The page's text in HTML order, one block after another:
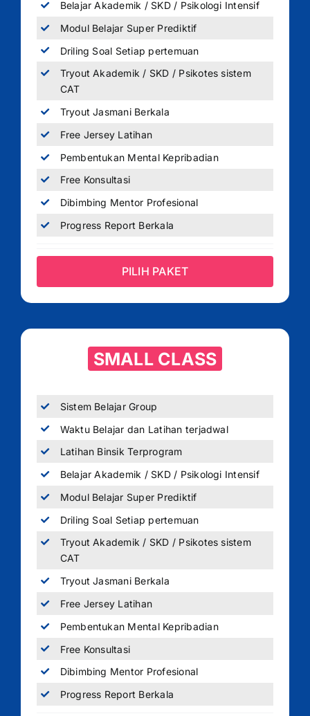
Belajar Akademik / SKD / Psikologi Intensif
Modul Belajar Super Prediktif
Driling Soal Setiap pertemuan
Tryout Akademik / SKD / Psikotes sistem
CAT
Tryout Jasmani Berkala
Free Jersey Latihan
Pembentukan Mental Kepribadian
Free Konsultasi
Dibimbing Mentor Profesional
Progress Report Berkala
PILIH PAKET
SMALL CLASS
Sistem Belajar Group
Waktu Belajar dan Latihan terjadwal
Latihan Binsik Terprogram
Belajar Akademik / SKD / Psikologi Intensif
Modul Belajar Super Prediktif
Driling Soal Setiap pertemuan
Tryout Akademik / SKD / Psikotes sistem
CAT
Tryout Jasmani Berkala
Free Jersey Latihan
Pembentukan Mental Kepribadian
Free Konsultasi
Dibimbing Mentor Profesional
Progress Report Berkala